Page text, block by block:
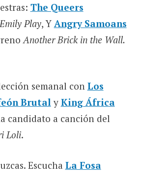
The Queers
Play, Y Angry Samoans
Another Brick in the Wall.
semanal con Los
Brutaly King África
candidato a canción del
Loli.
Escucha La Fosa